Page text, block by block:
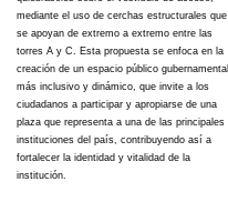
mediante el uso de cerchas estructurales que
se apoyan de extremo a extremo entre las
torres A y C. Esta propuesta se enfoca en la
creación de un espacio público gubernamental
más inclusivo y dinámico, que invite a los
ciudadanos a participar y apropiarse de una
plaza que representa a una de las principales
instituciones del país, contribuyendo así a
fortalecer la identidad y vitalidad de la
institución.